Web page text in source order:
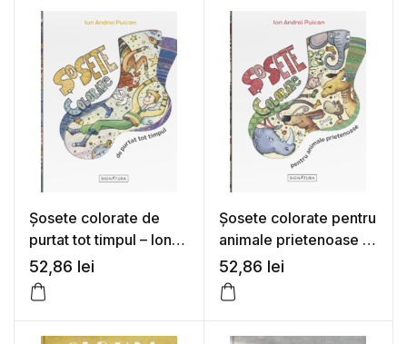
Șosete colorate de
purtat tot timpul – Ion
Andrei Puican
52,86 lei
Șosete colorate pentru
animale prietenoase –
Ion Andrei Puican
52,86 lei